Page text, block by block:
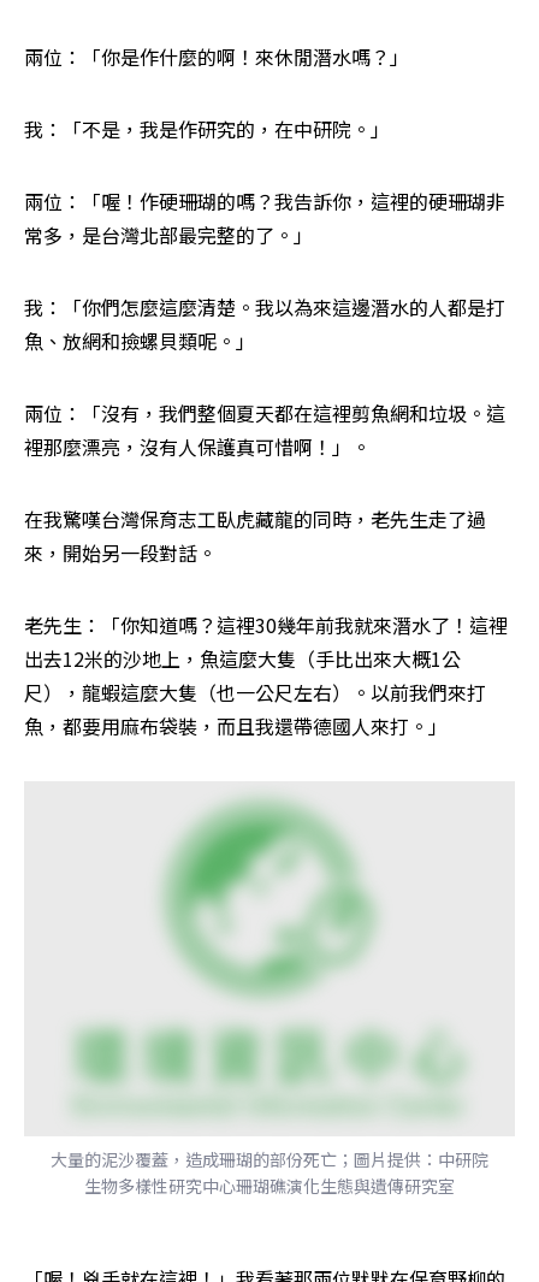
兩位：「你是作什麼的啊！來休閒潛水嗎？」
我：「不是，我是作研究的，在中研院。」
兩位：「喔！作硬珊瑚的嗎？我告訴你，這裡的硬珊瑚非
常多，是台灣北部最完整的了。」
我：「你們怎麼這麼清楚。我以為來這邊潛水的人都是打
魚、放網和撿螺貝類呢。」
兩位：「沒有，我們整個夏天都在這裡剪魚網和垃圾。這
裡那麼漂亮，沒有人保護真可惜啊！」。
在我驚嘆台灣保育志工臥虎藏龍的同時，老先生走了過
來，開始另一段對話。
老先生：「你知道嗎？這裡30幾年前我就來潛水了！這裡
出去12米的沙地上，魚這麼大隻（手比出來大概1公
尺），龍蝦這麼大隻（也一公尺左右）。以前我們來打
魚，都要用麻布袋裝，而且我還帶德國人來打。」
大量的泥沙覆蓋，造成珊瑚的部份死亡；圖片提供：中研院
生物多樣性研究中心珊瑚礁演化生態與遺傳研究室